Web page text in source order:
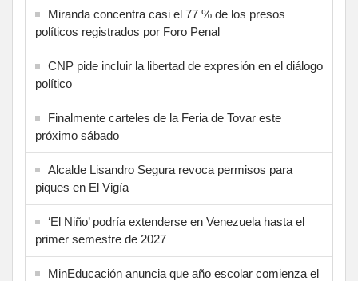
Miranda concentra casi el 77 % de los presos
políticos registrados por Foro Penal
CNP pide incluir la libertad de expresión en el diálogo
político
Finalmente carteles de la Feria de Tovar este
próximo sábado
Alcalde Lisandro Segura revoca permisos para
piques en El Vigía
‘El Niño’ podría extenderse en Venezuela hasta el
primer semestre de 2027
MinEducación anuncia que año escolar comienza el